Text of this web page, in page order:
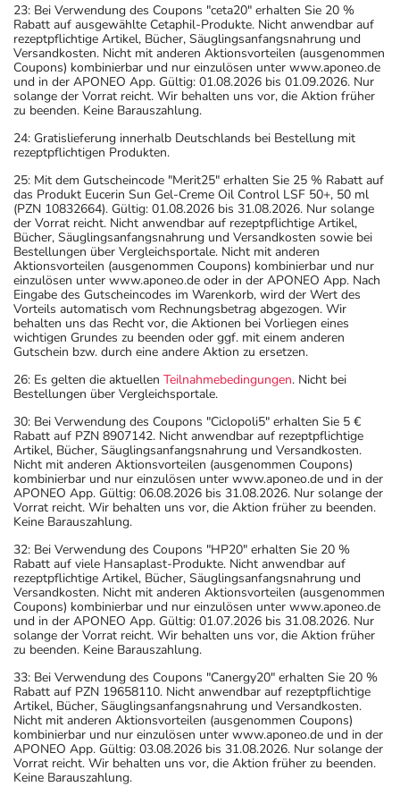
23: Bei Verwendung des Coupons "ceta20" erhalten Sie 20 %
Rabatt auf ausgewählte Cetaphil-Produkte. Nicht anwendbar auf
rezeptpflichtige Artikel, Bücher, Säuglingsanfangsnahrung und
Versandkosten. Nicht mit anderen Aktionsvorteilen (ausgenommen
Coupons) kombinierbar und nur einzulösen unter www.aponeo.de
und in der APONEO App. Gültig: 01.08.2026 bis 01.09.2026. Nur
solange der Vorrat reicht. Wir behalten uns vor, die Aktion früher
zu beenden. Keine Barauszahlung.
24: Gratislieferung innerhalb Deutschlands bei Bestellung mit
rezeptpflichtigen Produkten.
25: Mit dem Gutscheincode "Merit25" erhalten Sie 25 % Rabatt auf
das Produkt Eucerin Sun Gel-Creme Oil Control LSF 50+, 50 ml
(PZN 10832664). Gültig: 01.08.2026 bis 31.08.2026. Nur solange
der Vorrat reicht. Nicht anwendbar auf rezeptpflichtige Artikel,
Bücher, Säuglingsanfangsnahrung und Versandkosten sowie bei
Bestellungen über Vergleichsportale. Nicht mit anderen
Aktionsvorteilen (ausgenommen Coupons) kombinierbar und nur
einzulösen unter www.aponeo.de oder in der APONEO App. Nach
Eingabe des Gutscheincodes im Warenkorb, wird der Wert des
Vorteils automatisch vom Rechnungsbetrag abgezogen. Wir
behalten uns das Recht vor, die Aktionen bei Vorliegen eines
wichtigen Grundes zu beenden oder ggf. mit einem anderen
Gutschein bzw. durch eine andere Aktion zu ersetzen.
26: Es gelten die aktuellen Teilnahmebedingungen. Nicht bei
Bestellungen über Vergleichsportale.
30: Bei Verwendung des Coupons "Ciclopoli5" erhalten Sie 5 €
Rabatt auf PZN 8907142. Nicht anwendbar auf rezeptpflichtige
Artikel, Bücher, Säuglingsanfangsnahrung und Versandkosten.
Nicht mit anderen Aktionsvorteilen (ausgenommen Coupons)
kombinierbar und nur einzulösen unter www.aponeo.de und in der
APONEO App. Gültig: 06.08.2026 bis 31.08.2026. Nur solange der
Vorrat reicht. Wir behalten uns vor, die Aktion früher zu beenden.
Keine Barauszahlung.
32: Bei Verwendung des Coupons "HP20" erhalten Sie 20 %
Rabatt auf viele Hansaplast-Produkte. Nicht anwendbar auf
rezeptpflichtige Artikel, Bücher, Säuglingsanfangsnahrung und
Versandkosten. Nicht mit anderen Aktionsvorteilen (ausgenommen
Coupons) kombinierbar und nur einzulösen unter www.aponeo.de
und in der APONEO App. Gültig: 01.07.2026 bis 31.08.2026. Nur
solange der Vorrat reicht. Wir behalten uns vor, die Aktion früher
zu beenden. Keine Barauszahlung.
33: Bei Verwendung des Coupons "Canergy20" erhalten Sie 20 %
Rabatt auf PZN 19658110. Nicht anwendbar auf rezeptpflichtige
Artikel, Bücher, Säuglingsanfangsnahrung und Versandkosten.
Nicht mit anderen Aktionsvorteilen (ausgenommen Coupons)
kombinierbar und nur einzulösen unter www.aponeo.de und in der
APONEO App. Gültig: 03.08.2026 bis 31.08.2026. Nur solange der
Vorrat reicht. Wir behalten uns vor, die Aktion früher zu beenden.
Keine Barauszahlung.